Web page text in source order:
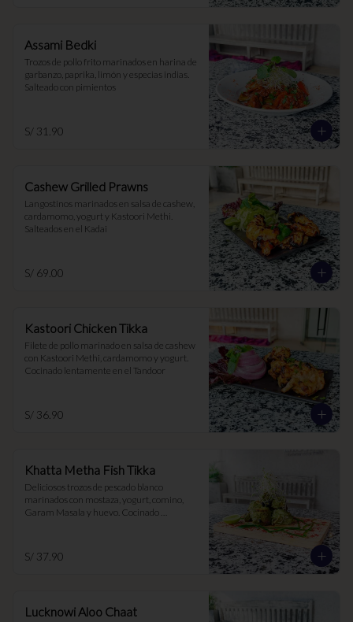
Assami Bedki
Trozos de pollo frito marinados en harina de
garbanzo, paprika, limón y especias indias.
Salteado con pimientos
S/ 31.90
Cashew Grilled Prawns
Langostinos marinados en salsa de cashew,
cardamomo, yogurt y Kastoori Methi.
Salteados en el Kadai
S/ 69.00
Kastoori Chicken Tikka
Filete de pollo marinado en salsa de cashew
con Kastoori Methi, cardamomo y yogurt.
Cocinado lentamente en el Tandoor
S/ 36.90
Khatta Metha Fish Tikka
Deliciosos trozos de pescado blanco
marinados con mostaza, yogurt, comino,
Garam Masala y huevo. Cocinado
S/ 37.90
Lucknowi Aloo Chaat